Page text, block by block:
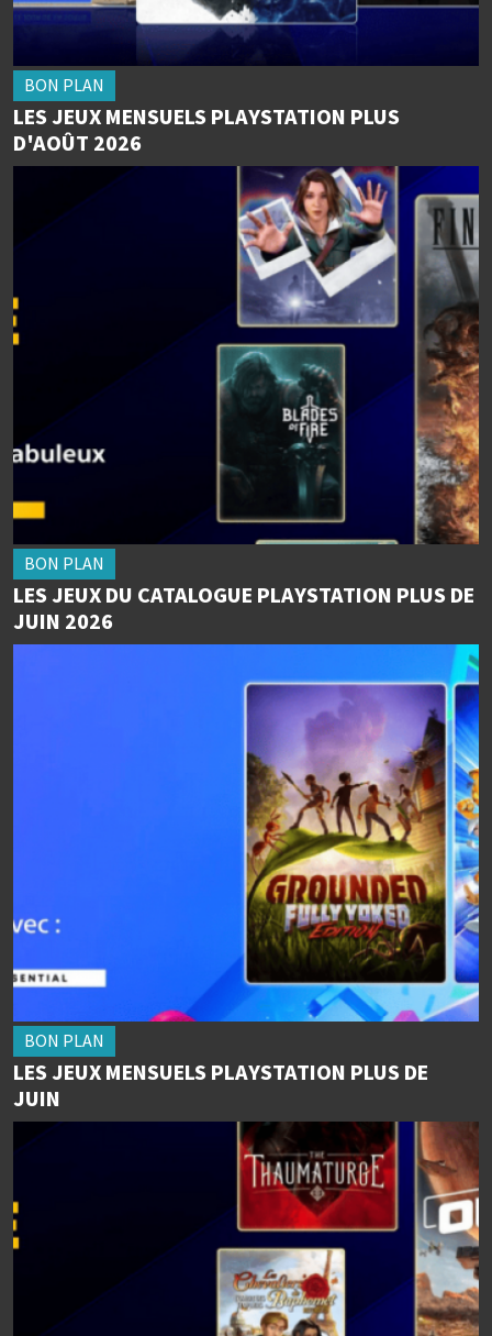
BON PLAN
LES JEUX MENSUELS PLAYSTATION PLUS
D'AOÛT 2026
BON PLAN
LES JEUX DU CATALOGUE PLAYSTATION PLUS DE
JUIN 2026
BON PLAN
LES JEUX MENSUELS PLAYSTATION PLUS DE
JUIN